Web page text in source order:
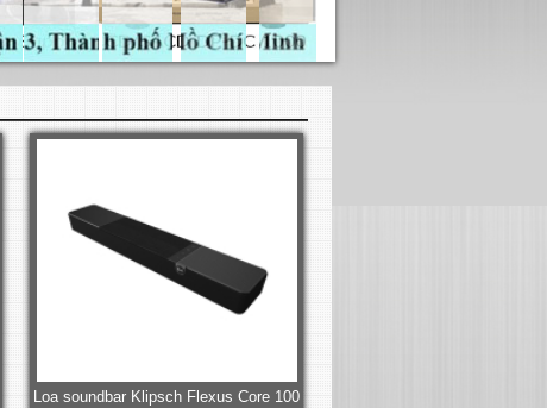
Loa soundbar Klipsch Flexus Core 100